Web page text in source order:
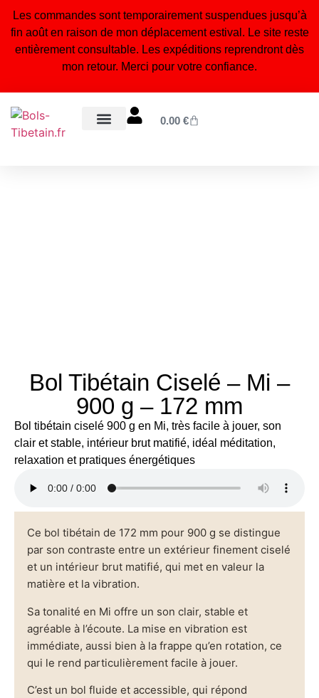
Les commandes sont temporairement suspendues jusqu’à
fin août en raison de mon déplacement estival. Le site reste
entièrement consultable. Les expéditions reprendront dès
mon retour. Merci pour votre confiance.
0.00 €
Bol Tibétain Ciselé – Mi –
900 g – 172 mm
Bol tibétain ciselé 900 g en Mi, très facile à jouer, son
clair et stable, intérieur brut matifié, idéal méditation,
relaxation et pratiques énergétiques
Ce bol tibétain de 172 mm pour 900 g se distingue
par son contraste entre un extérieur finement ciselé
et un intérieur brut matifié, qui met en valeur la
matière et la vibration.
Sa tonalité en Mi offre un son clair, stable et
agréable à l’écoute. La mise en vibration est
immédiate, aussi bien à la frappe qu’en rotation, ce
qui le rend particulièrement facile à jouer.
C’est un bol fluide et accessible, qui répond